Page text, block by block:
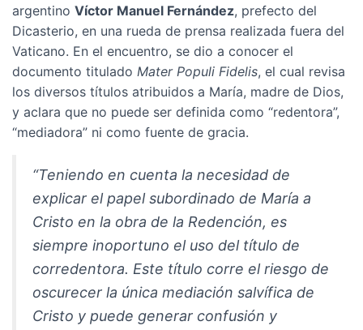
argentino Víctor Manuel Fernández, prefecto del
Dicasterio, en una rueda de prensa realizada fuera del
Vaticano. En el encuentro, se dio a conocer el
documento titulado Mater Populi Fidelis, el cual revisa
los diversos títulos atribuidos a María, madre de Dios,
y aclara que no puede ser definida como “redentora”,
“mediadora” ni como fuente de gracia.
“Teniendo en cuenta la necesidad de
explicar el papel subordinado de María a
Cristo en la obra de la Redención, es
siempre inoportuno el uso del título de
corredentora. Este título corre el riesgo de
oscurecer la única mediación salvífica de
Cristo y puede generar confusión y